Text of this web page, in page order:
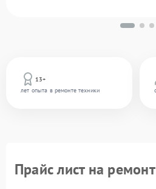
13+
лет опыта в ремонте техники
Прайс лист на